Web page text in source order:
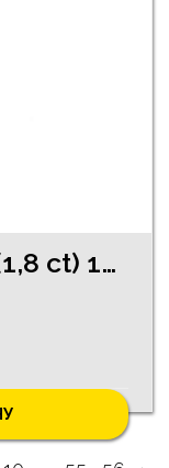
Кольцо с сапфиром (1,8 ct) 130/1155